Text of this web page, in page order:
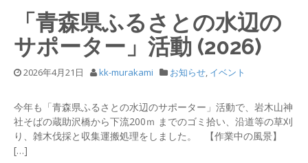
「青森県ふるさとの水辺の
サポーター」活動 (2026)
2026年4月21日 kk-murakami お知らせ, イベント
今年も「青森県ふるさとの水辺のサポーター」活動で、岩木山神
社そばの蔵助沢橋から下流200ｍ までのゴミ拾い、沿道等の草刈
り、雑木伐採と収集運搬処理をしました。 【作業中の風景】
[…]